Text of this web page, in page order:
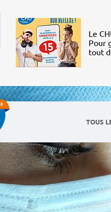
Le
Pour
tout
TOUS